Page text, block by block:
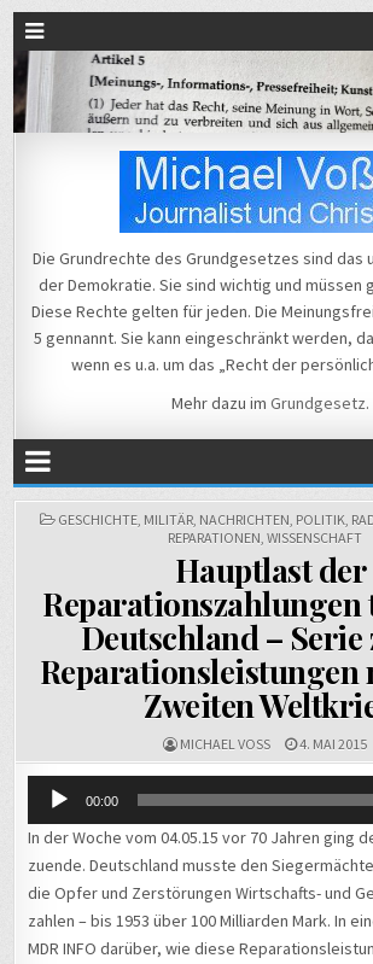
Michael Voß
Die Grundrechte des Grundgesetzes sind das
der Demokratie. Sie sind wichtig und müssen
Diese Rechte gelten für jeden. Die
5 gennannt. Sie kann eingeschränkt werden,
wenn es u.a. um das „Recht der
Mehr dazu im Grundgesetz.
POSTED
GESCHICHTE, MILITÄR, NACHRICHTEN, POLITIK,
REPARATIONEN, WISSENSCHAFT
Hauptlast der
Deutschland – Serie
Reparationsleistungen
Zweiten
MICHAEL VOSS 4. MAI 2015
Audio-
00:00
In der Woche vom 04.05.15 vor 70 Jahren ging
zuende. Deutschland musste den
die Opfer und Zerstörungen Wirtschafts- und
zahlen – bis 1953 über 100 Milliarden Mark. In
MDR INFO darüber, wie diese